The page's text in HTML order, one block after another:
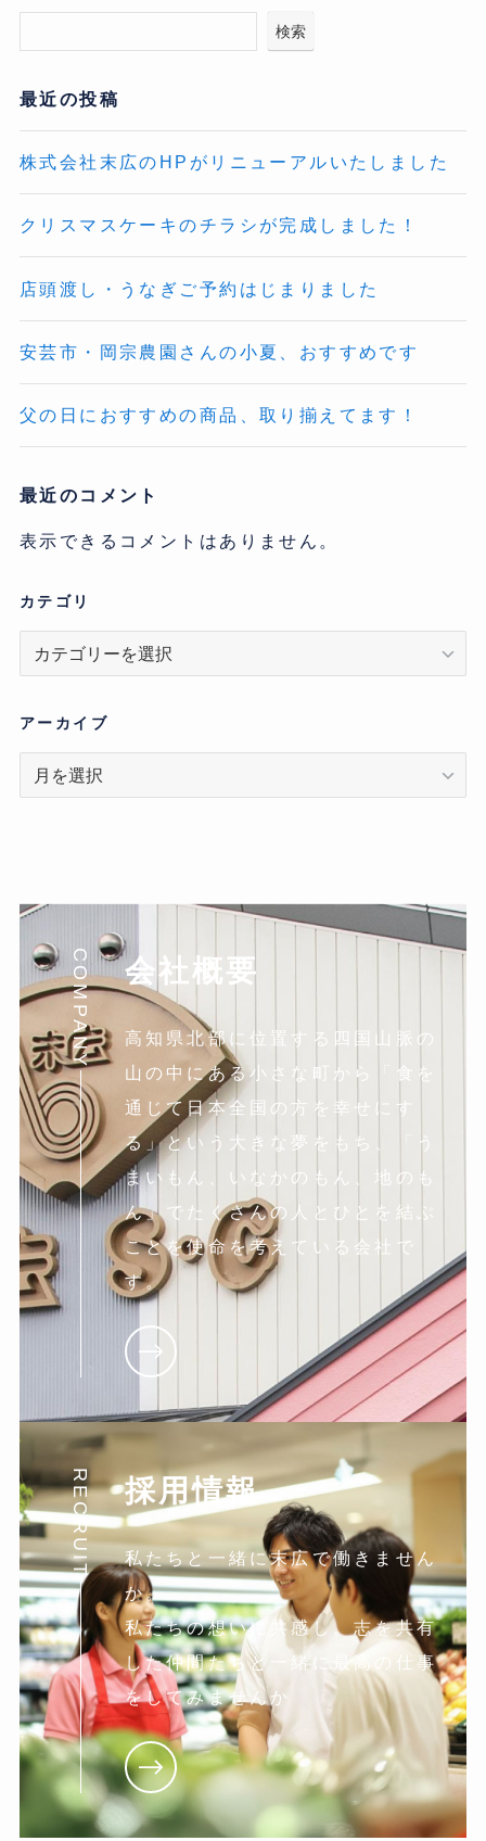
検索
最近の投稿
株式会社末広のHPがリニューアルいたしました
クリスマスケーキのチラシが完成しました！
店頭渡し・うなぎご予約はじまりました
安芸市・岡宗農園さんの小夏、おすすめです
父の日におすすめの商品、取り揃えてます！
最近のコメント
表示できるコメントはありません。
カテゴリ
リ
アーカイブ
ア
COMPANY 会社概要
高知県北部に位置する四国山脈の
山の中にある小さな町から「食を
通じて日本全国の方を幸せにす
る」という大きな夢をもち、「う
まいもん、いなかのもん、地のも
ん」でたくさんの人とひとを結ぶ
ことを使命を考えている会社で
す。
RECRUIT 採用情報
私たちと一緒に末広で働きません
か。
私たちの想いに共感し。志を共有
した仲間たちと一緒に最高の仕事
をしてみませんか